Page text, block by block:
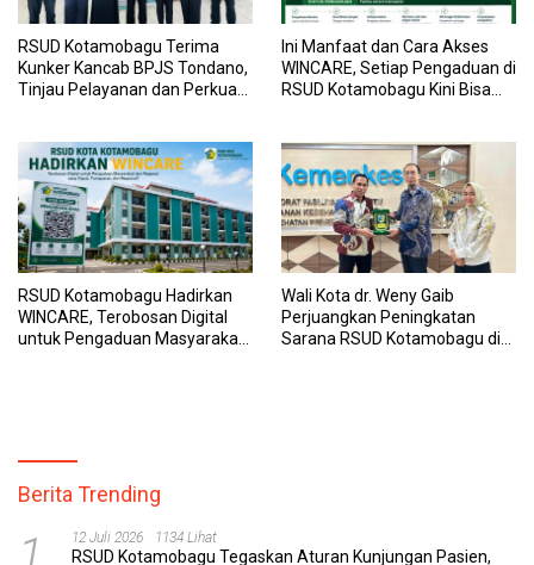
RSUD Kotamobagu Terima
Kunker Kancab BPJS Tondano,
Tinjau Pelayanan dan Perkuat
Ini Manfaat dan Cara Akses
WINCARE, Setiap Pengaduan di
RSUD Kotamobagu Kini Bisa
RSUD Kotamobagu Hadirkan
WINCARE, Terobosan Digital
untuk Pengaduan Masyarakat
Wali Kota dr. Weny Gaib
Perjuangkan Peningkatan
Sarana RSUD Kotamobagu di
Berita Trending
12 Juli 2026 1134 Lihat
RSUD Kotamobagu Tegaskan Aturan Kunjungan Pasien,